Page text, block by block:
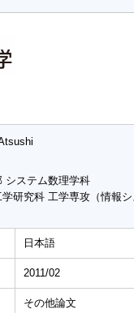
システム数理学科
研究科 工学専攻（情報
日本語
2011/02
その他論文